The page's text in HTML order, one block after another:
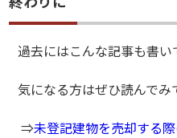
過去にはこんな記事も書い
気になる方はぜひ読んでみ
⇒未登記建物を売却する